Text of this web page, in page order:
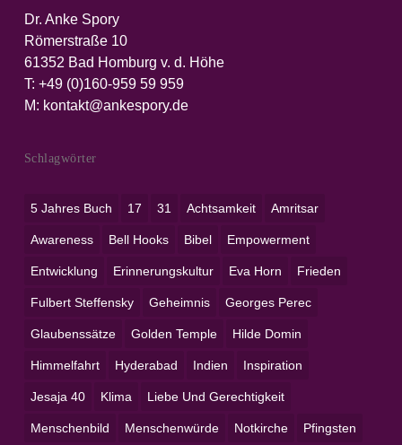
Dr. Anke Spory
Römerstraße 10
61352 Bad Homburg v. d. Höhe
T: +49 (0)160-959 59 959‬
M: kontakt@ankespory.de
Schlagwörter
5 Jahres Buch 17 31 Achtsamkeit Amritsar
Awareness Bell Hooks Bibel Empowerment
Entwicklung Erinnerungskultur Eva Horn Frieden
Fulbert Steffensky Geheimnis Georges Perec
Glaubenssätze Golden Temple Hilde Domin
Himmelfahrt Hyderabad Indien Inspiration
Jesaja 40 Klima Liebe Und Gerechtigkeit
Menschenbild Menschenwürde Notkirche Pfingsten